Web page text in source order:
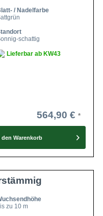
/ Nadelfarbe
schattig
Lieferbar ab KW43
564,90 €
den Warenkorb
zu 10 m